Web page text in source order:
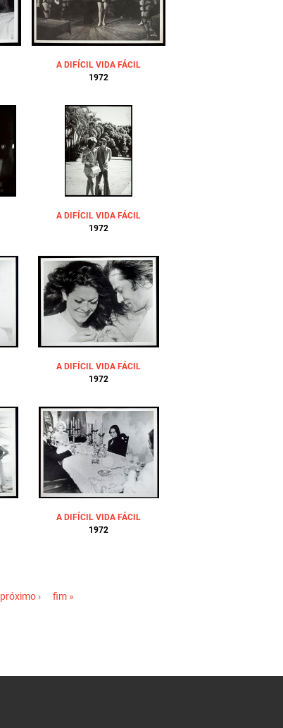
A DIFÍCIL VIDA FÁCIL
1972
A DIFÍCIL VIDA FÁCIL
1972
A DIFÍCIL VIDA FÁCIL
1972
A DIFÍCIL VIDA FÁCIL
1972
próximo › fim »